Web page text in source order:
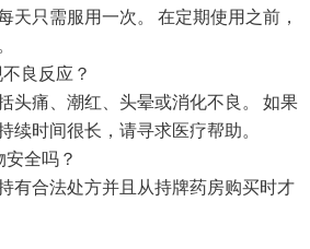
天只需服用一次。
在定期使用之前，
良反应？
头痛、潮红、头晕或消化不良。
如果
续时间很长，请寻求医疗帮助。
安全吗？
有合法处方并且从持牌药房购买时才